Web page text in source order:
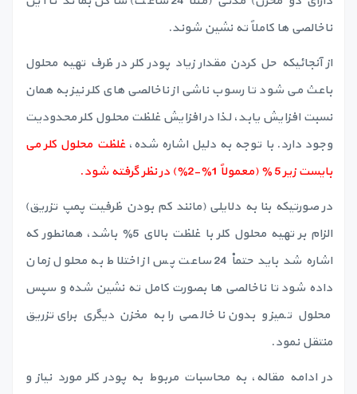
ناخالصی ها کاملاً ته نشین شوند.
از آنجائیکه حل کردن مقدار زیاد پودر کلر در ظرف تهیه محلول
باعث می شود تا رسوب ناشی از ناخالصی های کلر نیز به همان
نسبت افزایش یابد، لذا در افزایش غلظت محلول کلر محدودیت
وجود دارد. با توجه به دلیل اشاره شده،غلظت محلول کلر می
بایست زیر 5 ٪ (معمولاً 1٪-2٪) در نظر گرفته شود.
در صورتیکه بنا به دلایلی (مانند کم بودن ظرفیت پمپ تزریق)
الزام بر تهیه محلول کلر با غلظت بالای 5٪ باشد، همانطور که
اشاره شد باید حتماْ 24 ساعت پس از اختلاط به محلول زمان
داده شود تا ناخالصی ها بصورت کامل ته نشین شده و سپس
محلول تمیز و بدون ناخالصی را به مخزن دیگری برای تزریق
منتقل نمود.
در ادامه مقاله، به محاسبات مربوط به پودر کلر مورد نیاز و